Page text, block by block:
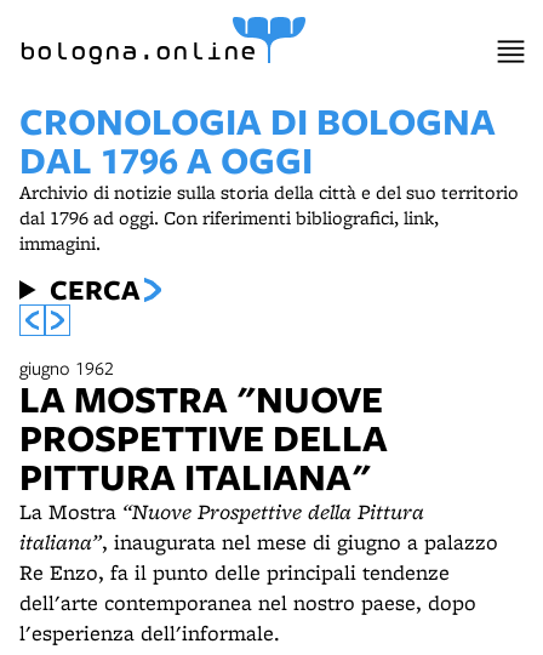
bologna.online
CRONOLOGIA DI BOLOGNA
DAL 1796 A OGGI
Archivio di notizie sulla storia della città e del suo territorio
dal 1796 ad oggi. Con riferimenti bibliografici, link,
immagini.
CERCA
giugno 1962
LA MOSTRA "NUOVE
PROSPETTIVE DELLA
PITTURA ITALIANA"
La Mostra “Nuove Prospettive della Pittura
italiana”, inaugurata nel mese di giugno a palazzo
Re Enzo, fa il punto delle principali tendenze
dell'arte contemporanea nel nostro paese, dopo
l'esperienza dell'informale.